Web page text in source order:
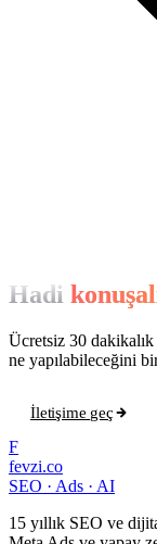
Hadi
Ücretsiz 30
ne yapılabileceğini
İletişime geç
F
fevzi.co
SEO · Ads · AI
15 yıllık SEO ve